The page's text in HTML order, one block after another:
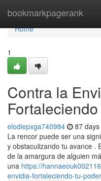
bookmarkpagerank
Home
Home
1
Contra la
elodiepxga740984 87
La rencor puede ser una
y obstaculizando tu avance .
de la amargura de alguien
una https://
envidia-fortaleciendo-tu-